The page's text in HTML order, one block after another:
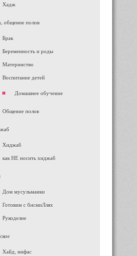
Хадж
общение полов
Брак
Беременность и роды
Материнство
Воспитание детей
Домашнее обучение
Общение полов
Хиджаб
как НЕ носить хиджаб
Дом мусульманки
Готовим с бисмиЛлях
Рукоделие
Хайд, нифас